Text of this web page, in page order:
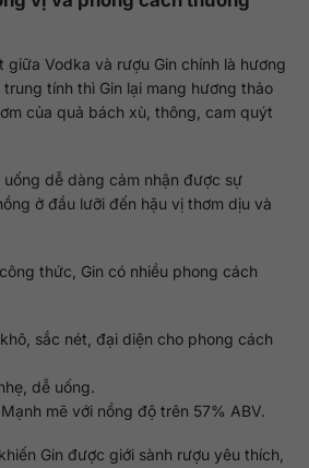
Vodka và rượu Gin chính là hương
tính thì Gin lại mang hương thảo
của quả bách xù, thông, cam quýt
dễ dàng cảm nhận được sự
ở đầu lưỡi đến hậu vị thơm dịu và
thức, Gin có nhiều phong cách
sắc nét, đại diện cho phong cách
dễ uống.
mẽ với nồng độ trên 57% ABV.
Gin được giới sành rượu yêu thích,